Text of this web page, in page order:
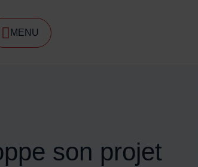
MENU
DE NAVIGATION PRINCIPALE
son projet